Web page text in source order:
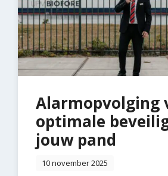
Alarmopvolging
optimale
jouw pand
10 november 2025